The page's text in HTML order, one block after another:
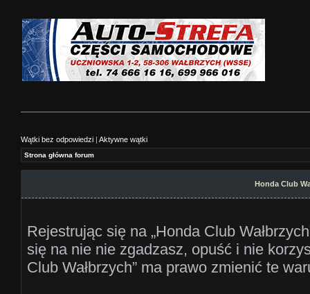
Wątki bez odpowiedzi | Aktywne wątki
Strona główna forum
Honda Club
Rejestrując się na „Honda Club
się na nie nie zgadzasz, opuść i nie
Club Wałbrzych” ma prawo zmienić te